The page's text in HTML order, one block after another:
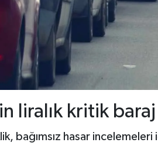
liralık kritik baraj
bağımsız hasar incelemeleri